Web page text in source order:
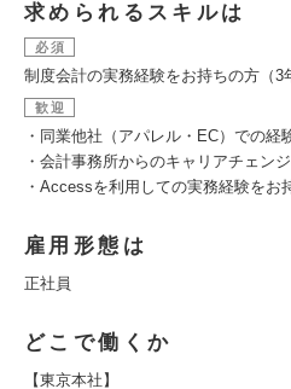
求められるスキルは
必須
制度会計の実務経験をお持ちの方（3
歓迎
・同業他社（アパレル・EC）での経
・会計事務所からのキャリアチェン
・Accessを利用しての実務経験をお
雇用形態は
正社員
どこで働くか
【東京本社】